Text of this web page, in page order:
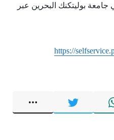
بوليتكنك البحرين عبر
https://